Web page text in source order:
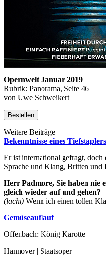
Opernwelt Januar 2019
Rubrik: Panorama, Seite 46
von Uwe Schweikert
Bestellen
Weitere Beiträge
Bekenntnisse eines Tiefstaplers
Er ist international gefragt,
Sprache und Klang, Britten und
Herr Padmore, Sie haben nie
gleich wieder auf und gehen?
(lacht) Wenn ich einen tollen
Gemüseauflauf
Offenbach: König Karotte
Hannover | Staatsoper